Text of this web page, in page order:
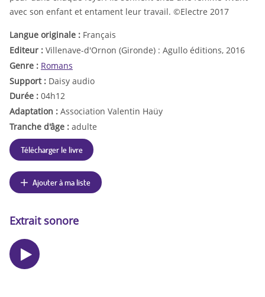
avec son enfant et entament leur travail. ©Electre 2017
Langue originale : Français
Editeur : Villenave-d'Ornon (Gironde) : Agullo éditions, 2016
Genre : Romans
Support : Daisy audio
Durée : 04h12
Adaptation : Association Valentin Haüy
Tranche d'âge : adulte
Télécharger le livre
Ajouter à ma liste
Extrait sonore